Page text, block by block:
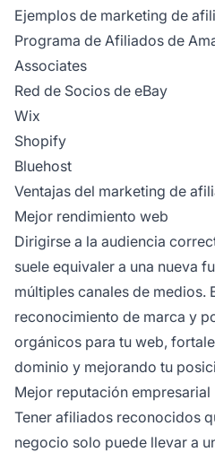
Ejemplos de marketing de
Programa de Afiliados de
Associates
Red de Socios de eBay
Wix
Shopify
Bluehost
Ventajas del marketing de
Mejor rendimiento web
Dirigirse a la audiencia
suele equivaler a una nueva
múltiples canales de medios.
reconocimiento de marca y
orgánicos para tu web,
dominio y mejorando tu
Mejor reputación empresarial
Tener afiliados reconocidos
negocio solo puede llevar a